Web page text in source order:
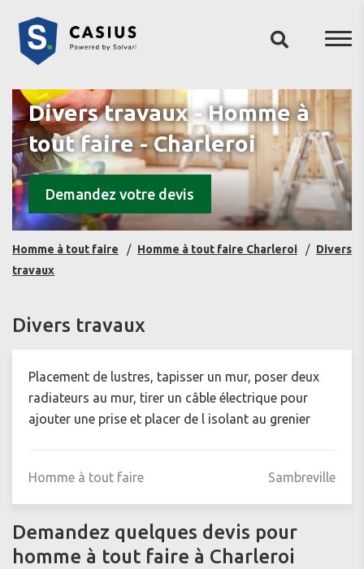
Divers travaux - Homme à
tout faire - Charleroi
Demandez votre devis
Homme à tout faire Homme à tout faire Charleroi
Divers
travaux
Divers travaux
Placement de lustres, tapisser un mur, poser deux
radiateurs au mur, tirer un câble électrique pour
ajouter une prise et placer de l isolant au grenier
Homme à tout faire Sambreville
Demandez quelques devis pour
homme à tout faire à Charleroi